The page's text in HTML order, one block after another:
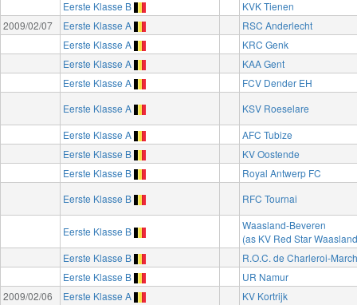
Eerste Klasse B
KVK Tienen
2009/02/07
Eerste Klasse A
RSC Anderlecht
Eerste Klasse A
KRC Genk
Eerste Klasse A
KAA Gent
Eerste Klasse A
FCV Dender EH
Eerste Klasse A
KSV Roeselare
Eerste Klasse A
AFC Tubize
Eerste Klasse B
KV Oostende
Eerste Klasse B
Royal Antwerp FC
Eerste Klasse B
RFC Tournai
Eerste Klasse B
Waasland-Beveren
(as KV Red Star
Eerste Klasse B
R.O.C. de Charleroi-
Eerste Klasse B
UR Namur
2009/02/06
Eerste Klasse A
KV Kortrijk